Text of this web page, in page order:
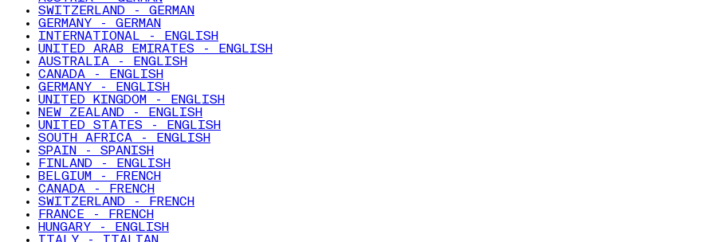
SWITZERLAND - GERMAN
GERMANY - GERMAN
INTERNATIONAL - ENGLISH
UNITED ARAB EMIRATES - ENGLISH
AUSTRALIA - ENGLISH
CANADA - ENGLISH
GERMANY - ENGLISH
UNITED KINGDOM - ENGLISH
NEW ZEALAND - ENGLISH
UNITED STATES - ENGLISH
SOUTH AFRICA - ENGLISH
SPAIN - SPANISH
FINLAND - ENGLISH
BELGIUM - FRENCH
CANADA - FRENCH
SWITZERLAND - FRENCH
FRANCE - FRENCH
HUNGARY - ENGLISH